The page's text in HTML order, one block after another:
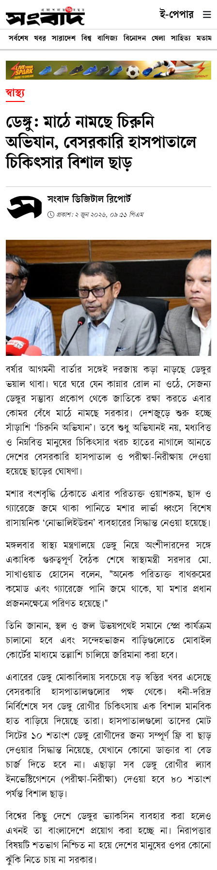
ই-পেপার
সর্বশেষ খবর সারাদেশ বিশ্ব বাণিজ্য বিনোদন খেলা সাহিত্য মতামত
স্বাস্থ্য
ডেঙ্গু: মাঠে নামছে চিরুনি
অভিযান, বেসরকারি হাসপাতালে
চিকিৎসার বিশাল ছাড়
সংবাদ ডিজিটাল রিপোর্ট
প্রকাশ: ২ জুন ২০২৬, ০৯:১১ পিএম
বর্ষার আগমনী বার্তার সঙ্গেই দরজায় কড়া নাড়ছে
ডেঙ্গুর
ভয়াল থাবা। ঘরে ঘরে যেন কান্নার রোল না ওঠে, সেজন্য
ডেঙ্গুর সম্ভাব্য প্রকোপ থেকে জাতিকে রক্ষা করতে এবার
কোমর
বেঁধে মাঠে নামছে সরকার। দেশজুড়ে শুরু
হচ্ছে
সাঁড়াশি ‘চিরুনি অভিযান’ । তবে শুধু অভিযানই নয়,মধ্যবিত্ত
ও নিম্নবিত্ত মানুষের চিকিৎসার খরচ হাতের নাগালে আনতে
দেশের
বেসরকারি হাসপাতাল ও পরীক্ষা-নিরীক্ষায়
দেওয়া
হয়েছে ছাড়ের ঘোষণা।
মশার বংশবৃদ্ধি ঠেকাতে এবার পরিত্যক্ত ওয়াশরুম,ছাদ ও
গ্যারেজে
জমে থাকা পানিতে মশার লার্ভা ধ্বংসে
বিশেষ
রাসায়নিক‘নোভালিইউরন’ব্যবহারের সিদ্ধান্ত নেওয়া হয়েছে।
মঙ্গলবার স্বাস্থ্য মন্ত্রণালয়ে ডেঙ্গু নিয়ে অংশীদারদের
সঙ্গে
একাধিক
গুরুত্বপূর্ণ বৈঠক শেষে স্বাস্থ্যমন্ত্রী সরদার মো.
সাখাওয়াত
হোসেন বলেন, "অনেক পরিত্যক্ত
বাথরুমের
কমোড
এবং গ্যারেজে পানি জমে থাকে,যা মশার প্রধান
প্রজননক্ষেত্রে পরিণত হয়েছে।"
তিনি জানান,স্থল ও জল উভয়পথেই সমানে স্প্রে কার্যক্রম
চালানো
হবে এবং সন্দেহভাজন বাড়িগুলোতে
মোবাইল
কোর্টের মাধ্যমে তল্লাশি চালিয়ে জরিমানা করা হবে।
এবারের ডেঙ্গু মোকাবিলায় সবচেয়ে বড় স্বস্তির খবর এসেছে
বেসরকারি
হাসপাতালগুলোর পক্ষ থেকে। ধনী-দরিদ্র
নির্বিশেষে সব ডেঙ্গু রোগীর চিকিৎসায় এক বিশাল মানবিক
হাত বাড়িয়ে দিয়েছে তারা। হাসপাতালগুলো তাদের মোট
সিটের ১০ শতাংশ ডেঙ্গু রোগীদের জন্য সম্পূর্ণ ফ্রি বা ছাড়
দেওয়ার সিদ্ধান্ত নিয়েছে, যেখানে কোনো ডাক্তার বা বেড
চার্জ
দিতে হবে না। এছাড়া সব ডেঙ্গু রোগীর
ল্যাব
ইনভেস্টিগেশনে(পরীক্ষা-নিরীক্ষা) দেওয়া হবে ৮০
শতাংশ
পর্যন্ত বিশাল ছাড়।
বিশ্বের কিছু দেশে ডেঙ্গুর ভ্যাকসিন ব্যবহার করা
হলেও
এখনই তা বাংলাদেশে প্রয়োগ করা হচ্ছে না।
নিরাপত্তার
বিষয়টি শতভাগ নিশ্চিত না হয়ে দেশের মানুষের ওপর কোনো
ঝুঁকি নিতে চায় না সরকার।